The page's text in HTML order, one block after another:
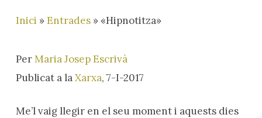
Inici »Entrades»«Hipnotitza»
PerMaria Josep Escrivà
Publicat a laXarxa, 7-I-2017
Me’l vaig llegir en el seu moment i aquests dies